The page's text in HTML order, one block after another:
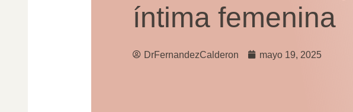
íntima femenina
DrFernandezCalderon mayo 19, 2025